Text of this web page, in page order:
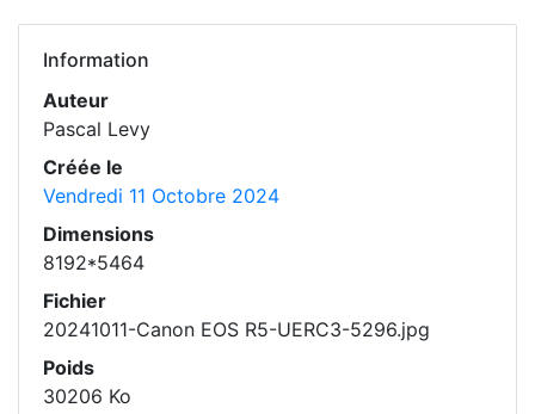
Information
Auteur
Pascal Levy
Créée le
Vendredi 11 Octobre 2024
Dimensions
8192*5464
Fichier
20241011-Canon EOS R5-UERC3-5296.jpg
Poids
30206 Ko